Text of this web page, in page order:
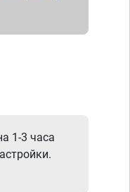
1-3 часа